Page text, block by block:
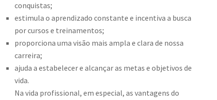
conquistas;
estimula o aprendizado constante e incentiva a busca
por cursos e treinamentos;
proporciona uma visão mais ampla e clara de nossa
carreira;
ajuda a estabelecer e alcançar as metas e objetivos de
vida.
Na vida profissional, em especial, as vantagens do